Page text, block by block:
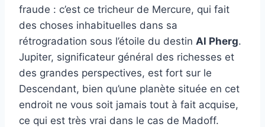
fraude : c’est ce tricheur de Mercure, qui fait
des choses inhabituelles dans sa
rétrogradation sous l’étoile du destin Al Pherg.
Jupiter, significateur général des richesses et
des grandes perspectives, est fort sur le
Descendant, bien qu’une planète située en cet
endroit ne vous soit jamais tout à fait acquise,
ce qui est très vrai dans le cas de Madoff.